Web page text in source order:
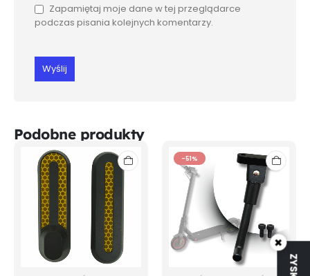
Zapamiętaj moje dane w tej przeglądarce
podczas pisania kolejnych komentarzy.
Podobne produkty
-51%
×